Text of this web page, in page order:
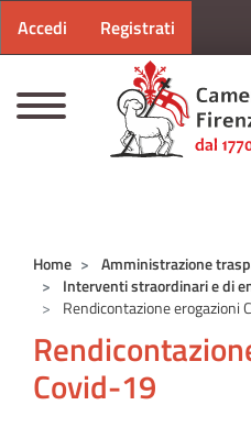
Menu profilo utente
Accedi Registrati
Home
Amministrazione
Interventi straordinari e di
Rendicontazione erogazioni
Covid-19